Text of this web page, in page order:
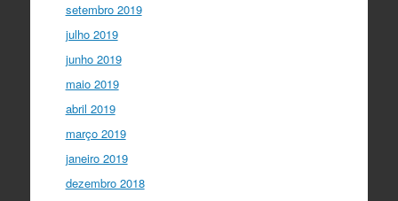
setembro 2019
julho 2019
junho 2019
maio 2019
abril 2019
março 2019
janeiro 2019
dezembro 2018